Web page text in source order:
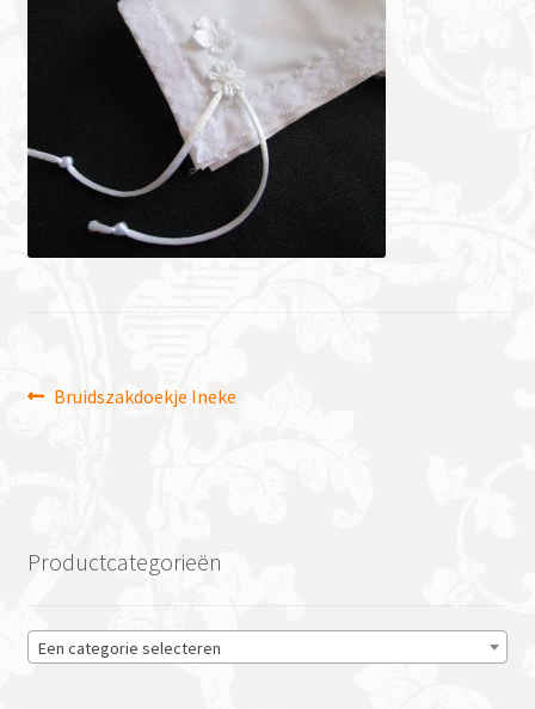
Bericht
Vorig
Bruidszakdoekje Ineke
Productcategorieën
Een categorie selecteren